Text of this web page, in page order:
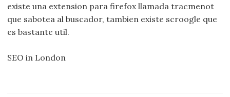
existe una extension para firefox llamada tracmenot
que sabotea al buscador, tambien existe scroogle que
es bastante util.
SEO in London